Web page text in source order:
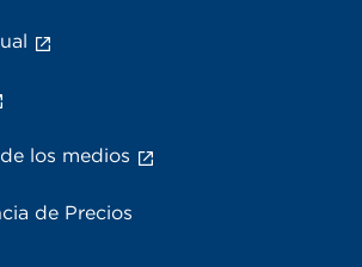
los medios
de Precios